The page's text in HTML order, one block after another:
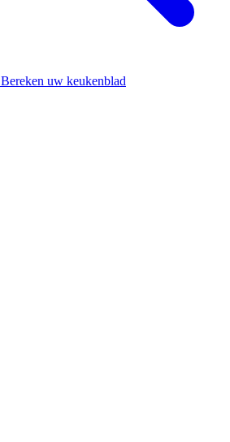
Bereken uw keukenblad